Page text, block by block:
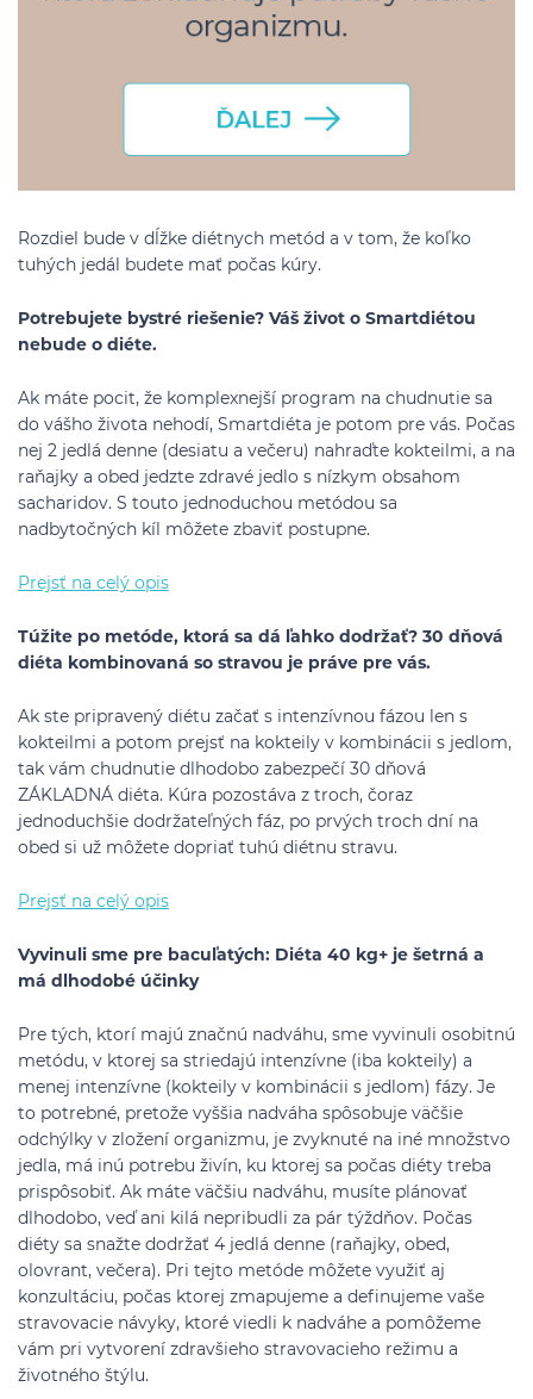
Rozdiel bude v dĺžke diétnych metód a v tom, že koľko
tuhých jedál budete mať počas kúry.
Potrebujete bystré riešenie? Váš život o Smartdiétou
nebude o diéte.
Ak máte pocit, že komplexnejší program na chudnutie sa
do vášho života nehodí, Smartdiéta je potom pre vás. Počas
nej 2 jedlá denne (desiatu a večeru) nahraďte kokteilmi, a na
raňajky a obed jedzte zdravé jedlo s nízkym obsahom
sacharidov. S touto jednoduchou metódou sa
nadbytočných kíl môžete zbaviť postupne.
Prejsť na celý opis
Túžite po metóde, ktorá sa dá ľahko dodržať? 30 dňová
diéta kombinovaná so stravou je práve pre vás.
Ak ste pripravený diétu začať s intenzívnou fázou len s
kokteilmi a potom prejsť na kokteily v kombinácii s jedlom,
tak vám chudnutie dlhodobo zabezpečí 30 dňová
ZÁKLADNÁ diéta. Kúra pozostáva z troch, čoraz
jednoduchšie dodržateľných fáz, po prvých troch dní na
obed si už môžete dopriať tuhú diétnu stravu.
Prejsť na celý opis
Vyvinuli sme pre bacuľatých: Diéta 40 kg+ je šetrná a
má dlhodobé účinky
Pre tých, ktorí majú značnú nadváhu, sme vyvinuli osobitnú
metódu, v ktorej sa striedajú intenzívne (iba kokteily) a
menej intenzívne (kokteily v kombinácii s jedlom) fázy. Je
to potrebné, pretože vyššia nadváha spôsobuje väčšie
odchýlky v zložení organizmu, je zvyknuté na iné množstvo
jedla, má inú potrebu živín, ku ktorej sa počas diéty treba
prispôsobiť. Ak máte väčšiu nadváhu, musíte plánovať
dlhodobo, veď ani kilá nepribudli za pár týždňov. Počas
diéty sa snažte dodržať 4 jedlá denne (raňajky, obed,
olovrant, večera). Pri tejto metóde môžete využiť aj
konzultáciu, počas ktorej zmapujeme a definujeme vaše
stravovacie návyky, ktoré viedli k nadváhe a pomôžeme
vám pri vytvorení zdravšieho stravovacieho režimu a
životného štýlu.